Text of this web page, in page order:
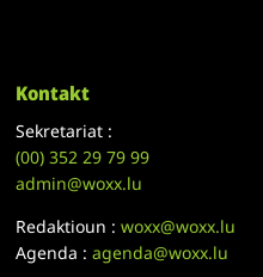
Kontakt
Sekretariat :
(00)352 29 79 99
admin@woxx.lu
Redaktioun :woxx@woxx.lu
Agenda :agenda@woxx.lu